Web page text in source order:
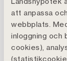
att anpassa
webbplats.
inloggning och
cookies),
ägandet ska
hur
någon vill
fördelas.